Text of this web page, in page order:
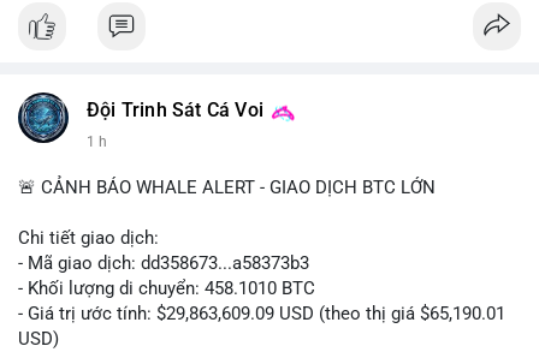
Đội Trinh Sát Cá Voi
1 h
🚨 CẢNH BÁO WHALE ALERT - GIAO DỊCH BTC LỚN
Chi tiết giao dịch:
- Mã giao dịch: dd358673...a58373b3
- Khối lượng di chuyển: 458.1010 BTC
- Giá trị ước tính: $29,863,609.09 USD (theo thị giá $65,190.01
USD)